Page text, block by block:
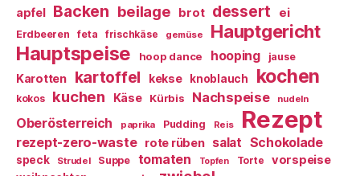
apfel Backen beilage brot dessert ei
Erdbeeren feta frischkäse gemüse Hauptgericht
Hauptspeise hoop dance hooping jause
Karotten kartoffel kekse knoblauch kochen
kokos kuchen Käse Kürbis Nachspeise nudeln
Oberösterreich paprika Pudding Reis Rezept
rezept-zero-waste rote rüben salat Schokolade
speck Strudel Suppe tomaten Topfen Torte vorspeise